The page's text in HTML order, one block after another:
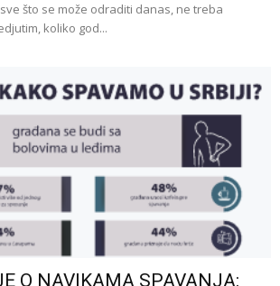
što se može odraditi danas, ne treba
koliko god...
O NAVIKAMA SPAVANJA: